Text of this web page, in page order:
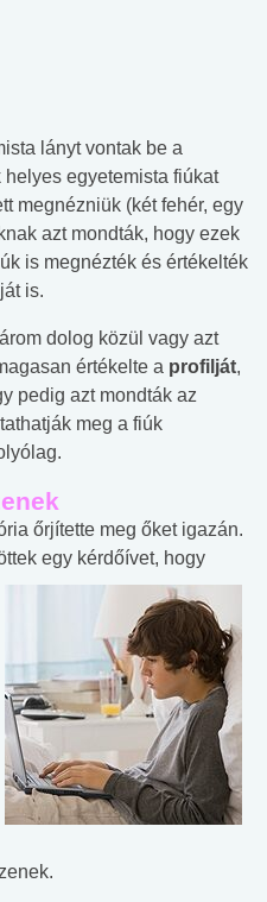
lányt vontak be a
egyetemista fiúkat
megnézniük (két fehér, egy
azt mondták, hogy ezek
is megnézték és értékelték
is.
dolog közül vagy azt
értékelte a profilját,
pedig azt mondták az
meg a fiúk
őrjítette meg őket igazán.
egy kérdőívet, hogy